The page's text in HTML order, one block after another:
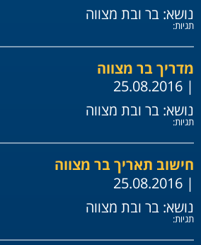
נושא: בר ובת מצווה
תגיות:
מדריך בר מצווה
| 25.08.2016
נושא: בר ובת מצווה
תגיות:
חישוב תאריך בר מצווה
| 25.08.2016
נושא: בר ובת מצווה
תגיות: